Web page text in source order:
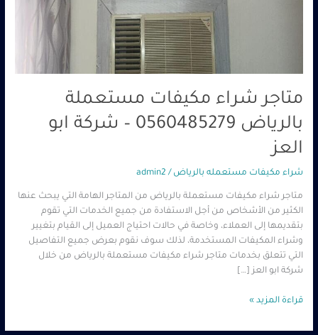
متاجر شراء مكيفات مستعملة
بالرياض 0560485279 – شركة ابو
العز
شراء مكيفات مستعمله بالرياض /
admin2
متاجر شراء مكيفات مستعملة بالرياض من المتاجر الهامة التي يبحث عنها
الكثير من الأشخاص من أجل الاستفادة من جميع الخدمات التي تقوم
بتقديمها إلى العملاء، وخاصة في حالات احتياج العميل إلى القيام بتغيير
وشراء المكيفات المستخدمة، لذلك سوف نقوم بعرض جميع التفاصيل
التي تتعلق بخدمات متاجر شراء مكيفات مستعملة بالرياض من خلال
شركة ابو العز […]
قراءة المزيد »